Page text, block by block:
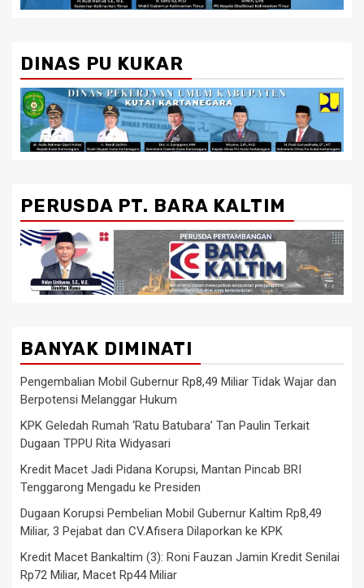
DINAS PU KUKAR
PERUSDA PT. BARA KALTIM
BANYAK DIMINATI
Pengembalian Mobil Gubernur Rp8,49 Miliar Tidak Wajar dan
Berpotensi Melanggar Hukum
KPK Geledah Rumah ‘Ratu Batubara’ Tan Paulin Terkait
Dugaan TPPU Rita Widyasari
Kredit Macet Jadi Pidana Korupsi, Mantan Pincab BRI
Tenggarong Mengadu ke Presiden
Dugaan Korupsi Pembelian Mobil Gubernur Kaltim Rp8,49
Miliar, 3 Pejabat dan CV.Afisera Dilaporkan ke KPK
Kredit Macet Bankaltim (3): Roni Fauzan Jamin Kredit Senilai
Rp72 Miliar, Macet Rp44 Miliar